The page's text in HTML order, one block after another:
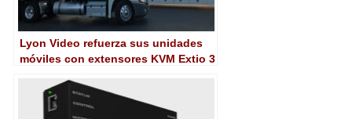
Lyon Video refuerza sus unidades
móviles con extensores KVM Extio 3